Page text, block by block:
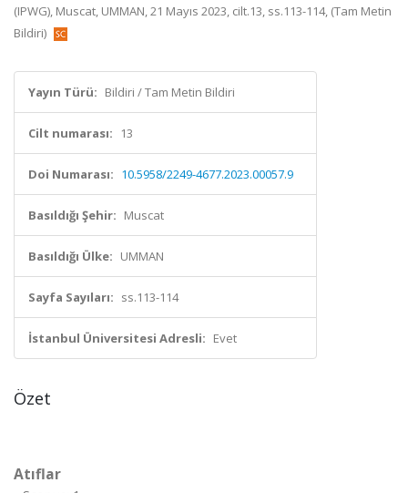
(IPWG), Muscat, UMMAN, 21 Mayıs 2023, cilt.13, ss.113-114, (Tam Metin
Bildiri)
Yayın Türü: Bildiri / Tam Metin Bildiri
Cilt numarası: 13
Doi Numarası: 10.5958/2249-4677.2023.00057.9
Basıldığı Şehir: Muscat
Basıldığı Ülke: UMMAN
Sayfa Sayıları: ss.113-114
İstanbul Üniversitesi Adresli: Evet
Özet
Atıflar